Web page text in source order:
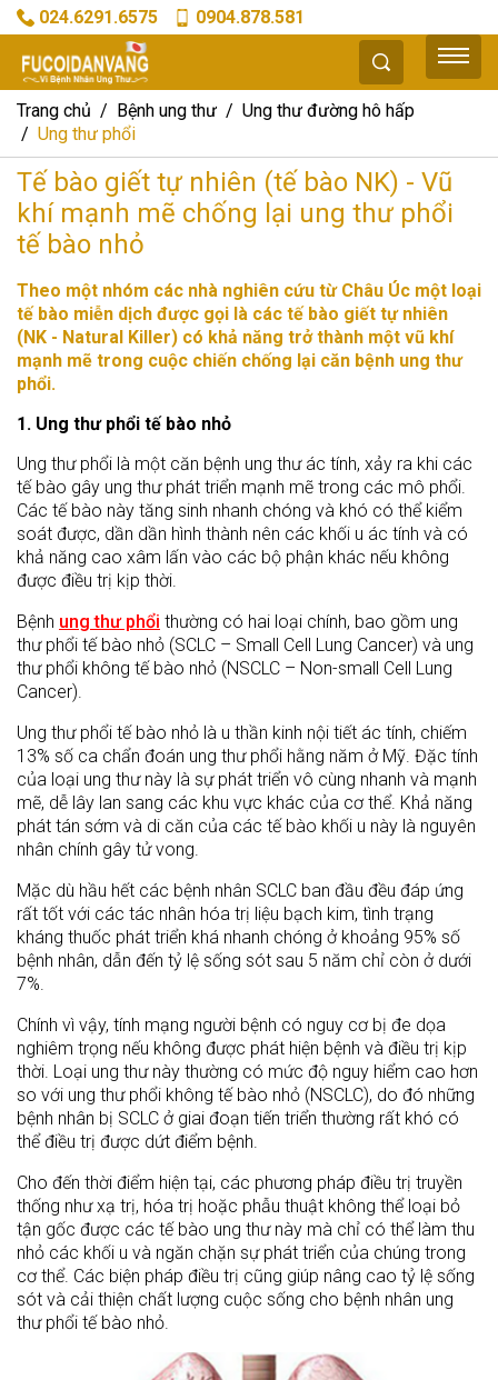
024.6291.6575 0904.878.581
Trang chủ Bệnh ung thư
Ung thư đường hô hấp
Ung thư phổi
Tế bào giết tự nhiên (tế bào NK) - Vũ
khí mạnh mẽ chống lại ung thư phổi
tế bào nhỏ
Theo một nhóm các nhà nghiên cứu từ Châu Úc một loại
tế bào miễn dịch được gọi là các tế bào giết tự nhiên
(NK - Natural Killer) có khả năng trở thành một vũ khí
mạnh mẽ trong cuộc chiến chống lại căn bệnh ung thư
phổi.
1. Ung thư phổi tế bào nhỏ
Ung thư phổi là một căn bệnh ung thư ác tính, xảy ra khi các
tế bào gây ung thư phát triển mạnh mẽ trong các mô phổi.
Các tế bào này tăng sinh nhanh chóng và khó có thể kiểm
soát được, dần dần hình thành nên các khối u ác tính và có
khả năng cao xâm lấn vào các bộ phận khác nếu không
được điều trị kịp thời.
Bệnh ung thư phổi thường có hai loại chính, bao gồm ung
thư phổi tế bào nhỏ (SCLC – Small Cell Lung Cancer) và ung
thư phổi không tế bào nhỏ (NSCLC – Non-small Cell Lung
Cancer).
Ung thư phổi tế bào nhỏ là u thần kinh nội tiết ác tính, chiếm
13% số ca chẩn đoán ung thư phổi hằng năm ở Mỹ. Đặc tính
của loại ung thư này là sự phát triển vô cùng nhanh và mạnh
mẽ, dễ lây lan sang các khu vực khác của cơ thể. Khả năng
phát tán sớm và di căn của các tế bào khối u này là nguyên
nhân chính gây tử vong.
Mặc dù hầu hết các bệnh nhân SCLC ban đầu đều đáp ứng
rất tốt với các tác nhân hóa trị liệu bạch kim, tình trạng
kháng thuốc phát triển khá nhanh chóng ở khoảng 95% số
bệnh nhân, dẫn đến tỷ lệ sống sót sau 5 năm chỉ còn ở dưới
7%.
Chính vì vậy, tính mạng người bệnh có nguy cơ bị đe dọa
nghiêm trọng nếu không được phát hiện bệnh và điều trị kịp
thời. Loại ung thư này thường có mức độ nguy hiểm cao hơn
so với ung thư phổi không tế bào nhỏ (NSCLC), do đó những
bệnh nhân bị SCLC ở giai đoạn tiến triển thường rất khó có
thể điều trị được dứt điểm bệnh.
Cho đến thời điểm hiện tại, các phương pháp điều trị truyền
thống như xạ trị, hóa trị hoặc phẫu thuật không thể loại bỏ
tận gốc được các tế bào ung thư này mà chỉ có thể làm thu
nhỏ các khối u và ngăn chặn sự phát triển của chúng trong
cơ thể. Các biện pháp điều trị cũng giúp nâng cao tỷ lệ sống
sót và cải thiện chất lượng cuộc sống cho bệnh nhân ung
thư phổi tế bào nhỏ.